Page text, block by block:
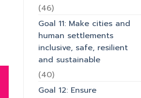
(46)
Goal 11: Make cities and
human settlements
inclusive, safe, resilient
and sustainable
(40)
Goal 12: Ensure